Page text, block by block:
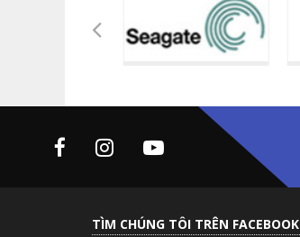
TÌM CHÚNG TÔI TRÊN FACEBOOK